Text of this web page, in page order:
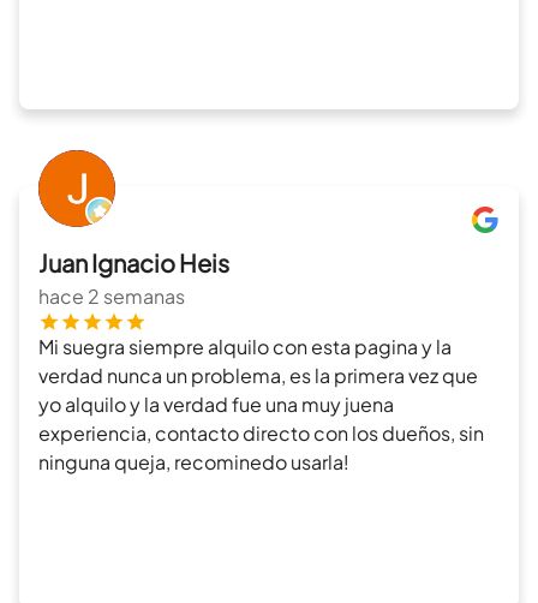
Juan Ignacio Heis
hace 2 semanas
Mi suegra siempre alquilo con esta pagina y la
verdad nunca un problema, es la primera vez que
yo alquilo y la verdad fue una muy juena
experiencia, contacto directo con los dueños, sin
ninguna queja, recominedo usarla!